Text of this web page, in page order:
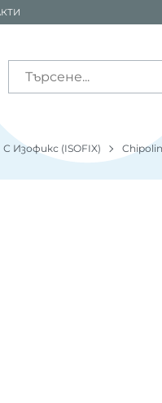
С Изофикс (ISOFIX)